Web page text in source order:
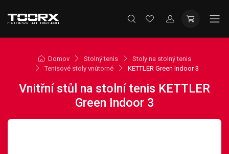
Domov Stolný tenis
Stoly na stolný tenis
Tenisové stoly vnútorné
KETTLER Green Indoor 3
Vnitřní stůl na stolní tenis KETTLER
Green Indoor 3